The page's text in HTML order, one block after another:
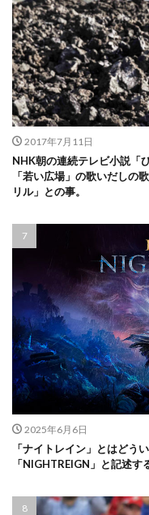
2017年7月11日
NHK朝の連続テレビ小説「
「若い広場」の歌いだしの
リル」との事。
2025年6月6日
「ナイトレイン」とはどう
「NIGHTREIGN」と記述す